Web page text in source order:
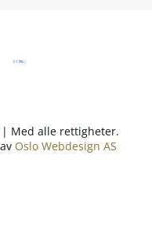
| Med alle rettigheter.
Oslo Webdesign AS